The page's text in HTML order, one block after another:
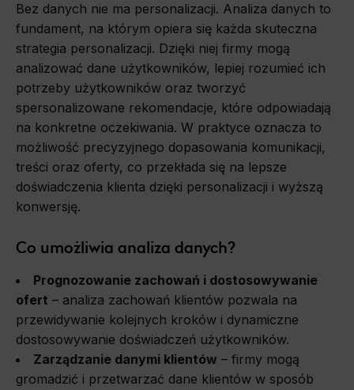
Bez danych nie ma personalizacji. Analiza danych to
fundament, na którym opiera się każda skuteczna
strategia personalizacji. Dzięki niej firmy mogą
analizować dane użytkowników, lepiej rozumieć ich
potrzeby użytkowników oraz tworzyć
spersonalizowane rekomendacje, które odpowiadają
na konkretne oczekiwania. W praktyce oznacza to
możliwość precyzyjnego dopasowania komunikacji,
treści oraz oferty, co przekłada się na lepsze
doświadczenia klienta dzięki personalizacji i wyższą
konwersję.
Co umożliwia analiza danych?
Prognozowanie zachowań i dostosowywanie
ofert – analiza zachowań klientów pozwala na
przewidywanie kolejnych kroków i dynamiczne
dostosowywanie doświadczeń użytkowników.
Zarządzanie danymi klientów – firmy mogą
gromadzić i przetwarzać dane klientów w sposób